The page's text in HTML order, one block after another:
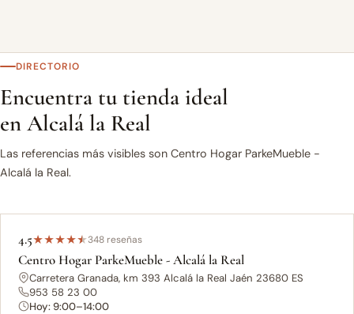
DIRECTORIO
Encuentra tu tienda ideal
en Alcalá la Real
Las referencias más visibles son Centro Hogar ParkeMueble -
Alcalá la Real.
4.5★★★★★348 reseñas
Centro Hogar ParkeMueble - Alcalá la Real
Carretera Granada, km 393 Alcalá la Real Jaén 23680 ES
953 58 23 00
Hoy: 9:00–14:00